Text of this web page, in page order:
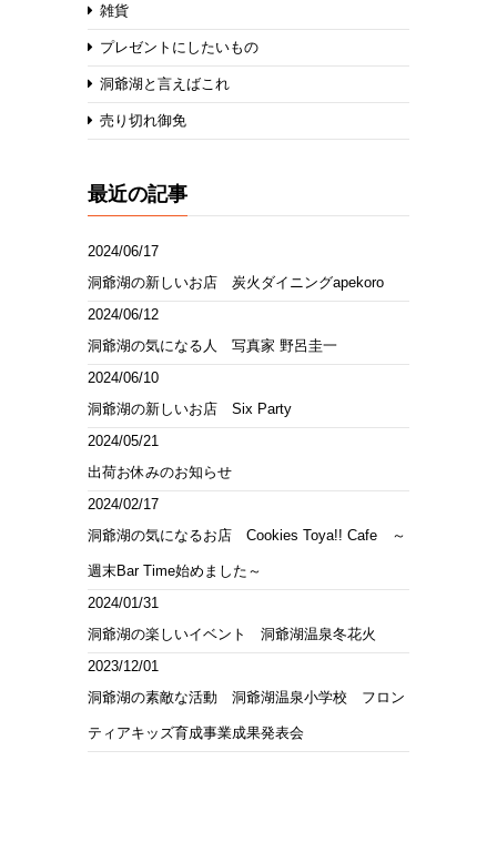
雑貨
プレゼントにしたいもの
洞爺湖と言えばこれ
売り切れ御免
最近の記事
2024/06/17
洞爺湖の新しいお店 炭火ダイニングapekoro
2024/06/12
洞爺湖の気になる人 写真家 野呂圭一
2024/06/10
洞爺湖の新しいお店 Six Party
2024/05/21
出荷お休みのお知らせ
2024/02/17
洞爺湖の気になるお店 Cookies Toya!! Cafe ～
週末Bar Time始めました～
2024/01/31
洞爺湖の楽しいイベント 洞爺湖温泉冬花火
2023/12/01
洞爺湖の素敵な活動 洞爺湖温泉小学校 フロン
ティアキッズ育成事業成果発表会